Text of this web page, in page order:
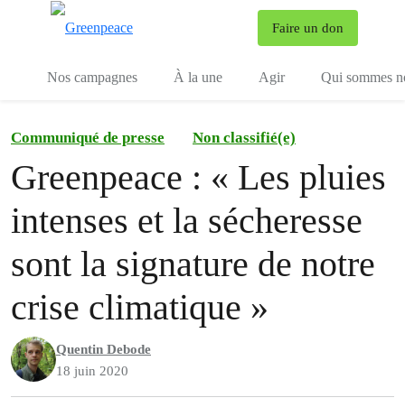
Faire un don
Nos campagnes À la une Agir Qui sommes
Communiqué de presse Non classifié(e)
Greenpeace : « Les pluies
intenses et la sécheresse
sont la signature de notre
crise climatique »
Quentin Debode
18 juin 2020